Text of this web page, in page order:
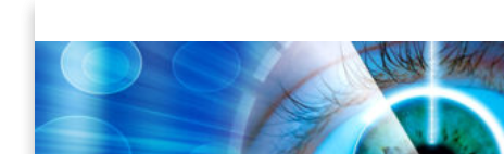
to
content
vinivida.lk